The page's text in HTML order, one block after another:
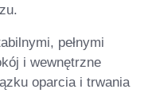
pełnymi
i wewnętrzne
oparcia i trwania